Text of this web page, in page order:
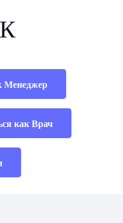
Менеджер
как Врач